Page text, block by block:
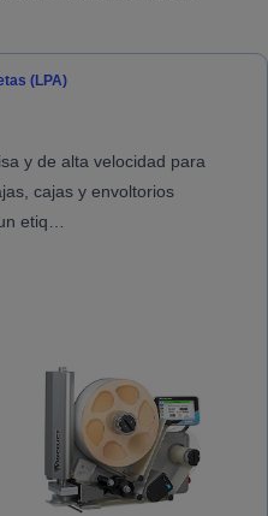
(LPA)
y de alta velocidad para
cajas y envoltorios
etiq…